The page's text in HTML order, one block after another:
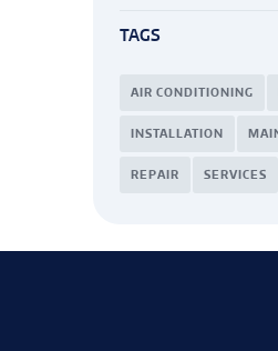
TAGS
AIR CONDITIONING
INSTALLATION
REPAIR SERVICES